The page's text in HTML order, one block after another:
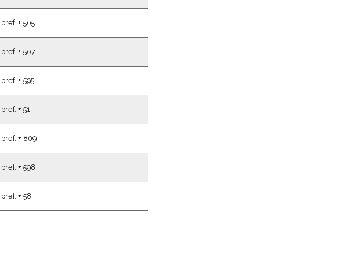
pref. + 505
pref. + 507
pref. + 595
pref. + 51
pref. + 809
pref. + 598
pref. + 58